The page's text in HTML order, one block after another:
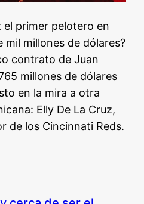
el primer pelotero en
millones de dólares?
contrato de Juan
millones de dólares
en la mira a otra
Elly De La Cruz,
de los Cincinnati Reds.